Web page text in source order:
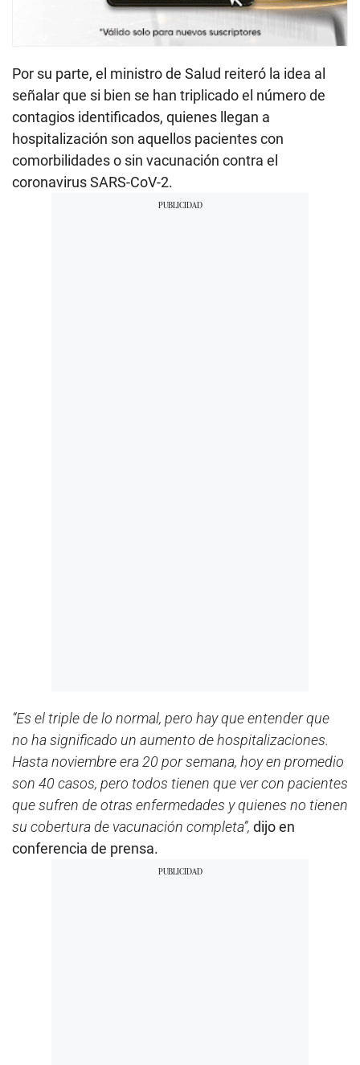
Por su parte, el ministro de Salud reiteró la idea al
señalar que si bien se han triplicado el número de
contagios identificados, quienes llegan a
hospitalización son aquellos pacientes con
comorbilidades o sin vacunación contra el
coronavirus SARS-CoV-2.
“Es el triple de lo normal, pero hay que entender que
no ha significado un aumento de hospitalizaciones.
Hasta noviembre era 20 por semana, hoy en promedio
son 40 casos, pero todos tienen que ver con pacientes
que sufren de otras enfermedades y quienes no tienen
su cobertura de vacunación completa”, dijo en
conferencia de prensa.